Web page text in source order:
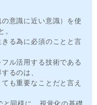
意識に近い意識）を使
。
る為に必須のことと言
ル活用する技術である
るのは、
も重要なことだと言え